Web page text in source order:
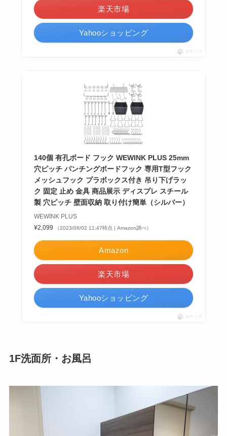
楽天市場
Yahooショッピング
ポチップ
140個 有孔ボード フック WEWINK PLUS 25mm
穴ピッチ パンチングボードフック 専用T型フック
メッシュフック プラボックス付き 吊り下げラッ
ク 固定 止め 金具 商品展示 ディスプレ スチール
製 穴ピッチ 壁面収納 取り付け簡単（シルバー）
WEWINK PLUS
¥2,099
（2023/08/02 11:47時点 | Amazon調べ）
Amazon
楽天市場
Yahooショッピング
ポチップ
1F洗面所・お風呂